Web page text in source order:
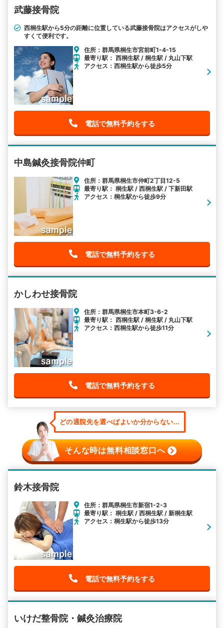
武藤接骨院
西桐生駅から5分の距離に位置している武藤接骨院はアクセスがしや
すくて便利です。
住所：群馬県桐生市宮前町1-4-15
最寄り駅： 西桐生駅 / 桐生駅 / 丸山下駅
アクセス：西桐生駅から徒歩5分
電話で無料予約をする
中島鍼灸接骨院仲町
住所：群馬県桐生市仲町2丁目12-5
最寄り駅： 桐生駅 / 西桐生駅 / 下新田駅
アクセス：桐生駅から徒歩9分
電話で無料予約をする
かしわせ接骨院
住所：群馬県桐生市本町3-6-2
最寄り駅： 西桐生駅 / 桐生駅 / 丸山下駅
アクセス：西桐生駅から徒歩11分
電話で無料予約をする
どの通院先を選べばよいか分からない...
そんな時は無料相談窓口へ
鈴木接骨院
住所：群馬県桐生市新宿1-2-3
最寄り駅： 桐生駅 / 西桐生駅 / 新桐生駅
アクセス：桐生駅から徒歩13分
電話で無料予約をする
いけだ整骨院・鍼灸治療院